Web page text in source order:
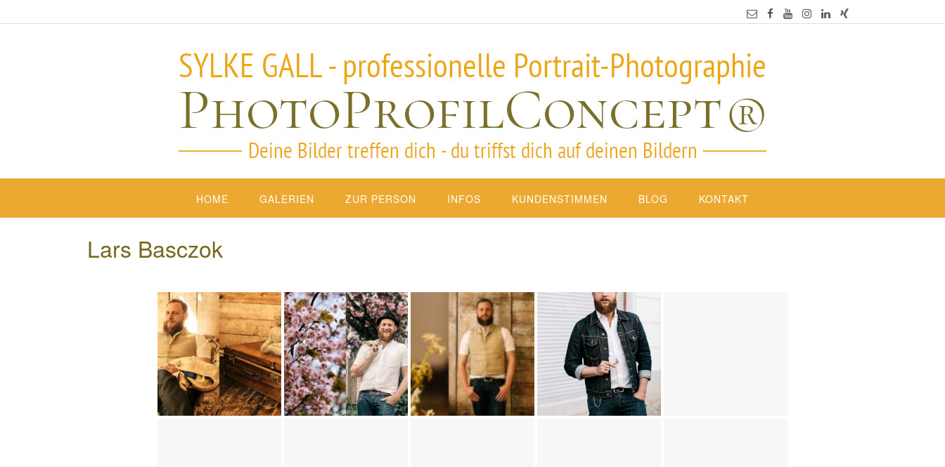
HOME GALERIEN ZUR PERSON INFOS KUNDENSTIMMEN BLOG KONTAKT
Lars Basczok